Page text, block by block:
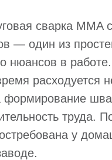
сварка
— один из
нюансов в
расходуется
формирование
труда.
у